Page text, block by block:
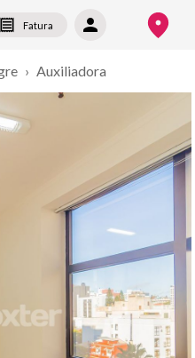
Fatura
› Auxiliadora